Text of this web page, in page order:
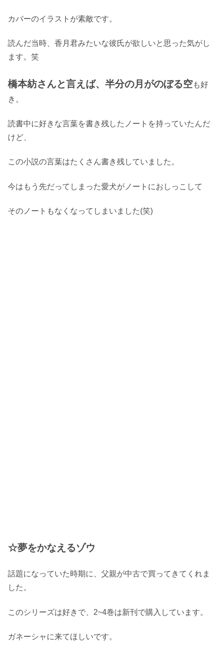
カバーのイラストが素敵です。
読んだ当時、香月君みたいな彼氏が欲しいと思った気がし
ます。笑
橋本紡さんと言えば、半分の月がのぼる空も好
き。
読書中に好きな言葉を書き残したノートを持っていたんだ
けど、
この小説の言葉はたくさん書き残していました。
今はもう先だってしまった愛犬がノートにおしっこして
そのノートもなくなってしまいました(笑)
☆夢をかなえるゾウ
話題になっていた時期に、父親が中古で買ってきてくれま
した。
このシリーズは好きで、2~4巻は新刊で購入しています。
ガネーシャに来てほしいです。